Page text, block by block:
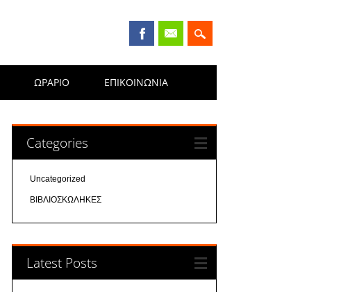
ΩΡΑΡΙΟ ΕΠΙΚΟΙΝΩΝΊΑ
Categories
Uncategorized
ΒΙΒΛΙΟΣΚΩΛΗΚΕΣ
Latest Posts